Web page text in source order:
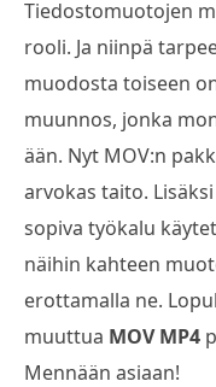
Tiedostomuotojen
rooli. Ja niinpä
muodosta toiseen
muunnos, jonka
ään. Nyt MOV:n
arvokas taito.
sopiva työkalu
näihin kahteen
erottamalla ne.
muuttua MOV MP4
Mennään asiaan!